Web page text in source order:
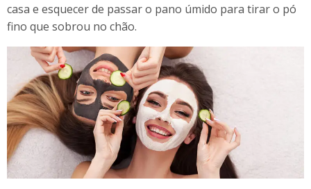
casa e esquecer de passar o pano úmido para tirar o pó
fino que sobrou no chão.